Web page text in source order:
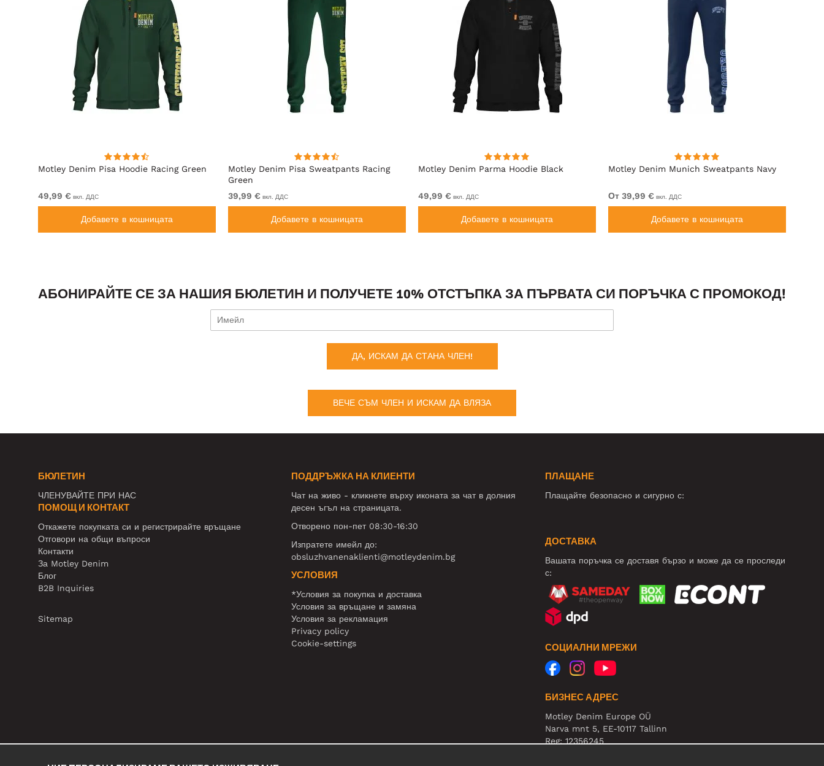
Motley Denim Pisa Hoodie Racing Green
49,99 € вкл. ДДС
Добавете в кошницата
Motley Denim Pisa Sweatpants Racing
Green
39,99 € вкл. ДДС
Добавете в кошницата
Motley Denim Parma Hoodie Black
49,99 € вкл. ДДС
Добавете в кошницата
Motley Denim Munich Sweatpants Navy
От 39,99 € вкл. ДДС
Добавете в кошницата
АБОНИРАЙТЕ СЕ ЗА НАШИЯ БЮЛЕТИН И ПОЛУЧЕТЕ 10% ОТСТЪПКА ЗА ПЪРВАТА СИ ПОРЪЧКА С ПРОМОКОД!
ДА, ИСКАМ ДА СТАНА ЧЛЕН!
ВЕЧЕ СЪМ ЧЛЕН И ИСКАМ ДА ВЛЯЗА
БЮЛЕТИН
ЧЛЕНУВАЙТЕ ПРИ НАС
ПОМОЩ И КОНТАКТ
Откажете покупката си и регистрирайте връщане
Отговори на общи въпроси
Контакти
За Motley Denim
Блог
B2B Inquiries
Sitemap
ПОДДРЪЖКА НА КЛИЕНТИ
Чат на живо - кликнете върху иконата за чат в долния
десен ъгъл на страницата.
Отворено пон-пет 08:30-16:30
Изпратете имейл до:
obsluzhvanenaklienti@motleydenim.bg
УСЛОВИЯ
*Условия за покупка и доставка
Условия за връщане и замяна
Условия за рекламация
Privacy policy
Cookie-settings
ПЛАЩАНЕ
Плащайте безопасно и сигурно с:
ДОСТАВКА
Вашата поръчка се доставя бързо и може да се проследи
с:
СОЦИАЛНИ МРЕЖИ
БИЗНЕС АДРЕС
Motley Denim Europe OÜ
Narva mnt 5, EE-10117 Tallinn
Reg: 12356245